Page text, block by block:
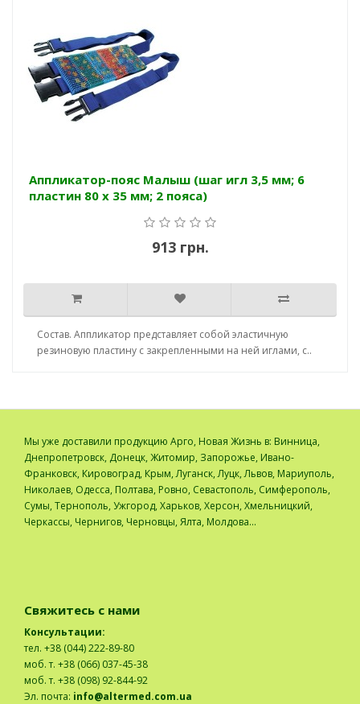
Аппликатор-пояс Малыш (шаг игл 3,5 мм; 6
пластин 80 х 35 мм; 2 пояса)
913 грн.
Состав. Аппликатор представляет собой эластичную
резиновую пластину с закрепленными на ней иглами, с..
Мы уже доставили продукцию Арго, Новая Жизнь в: Винница,
Днепропетровск, Донецк, Житомир, Запорожье, Ивано-
Франковск, Кировоград, Крым, Луганск, Луцк, Львов, Мариуполь,
Николаев, Одесса, Полтава, Ровно, Севастополь, Симферополь,
Сумы, Тернополь, Ужгород, Харьков, Херсон, Хмельницкий,
Черкассы, Чернигов, Черновцы, Ялта, Молдова...
Свяжитесь с нами
Консультации:
тел. +38 (044) 222-89-80
моб. т. +38 (066) 037-45-38
моб. т. +38 (098) 92-844-92
Эл. почта: info@altermed.com.ua